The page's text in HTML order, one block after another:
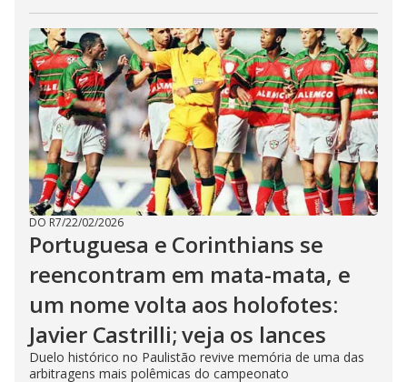
DO R7/22/02/2026
Portuguesa e Corinthians se
reencontram em mata-mata, e
um nome volta aos holofotes:
Javier Castrilli; veja os lances
Duelo histórico no Paulistão revive memória de uma das
arbitragens mais polêmicas do campeonato